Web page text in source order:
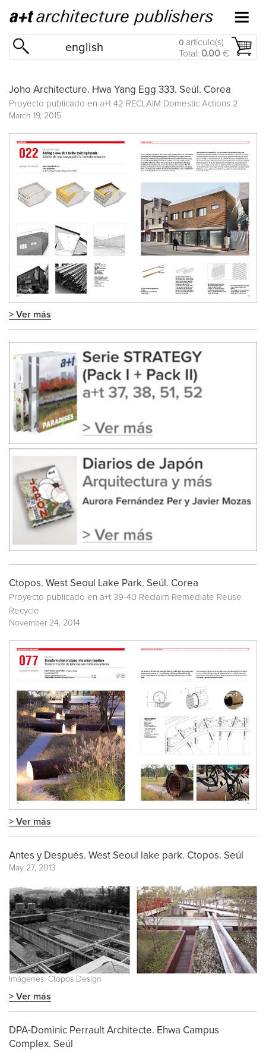
english 0 artículo(s)
Total: 0.00 €
Joho Architecture. Hwa Yang Egg 333. Seúl. Corea
Proyecto publicado en a+t 42 RECLAIM Domestic Actions 2
March 19, 2015
> Ver más
Ctopos. West Seoul Lake Park. Seúl. Corea
Proyecto publicado en a+t 39-40 Reclaim Remediate Reuse
Recycle
November 24, 2014
> Ver más
Antes y Después. West Seoul lake park. Ctopos. Seúl
May 27, 2013
Imágenes: Ctopos Design
> Ver más
DPA-Dominic Perrault Architecte. Ehwa Campus
Complex. Seúl